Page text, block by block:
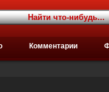
Комментарии